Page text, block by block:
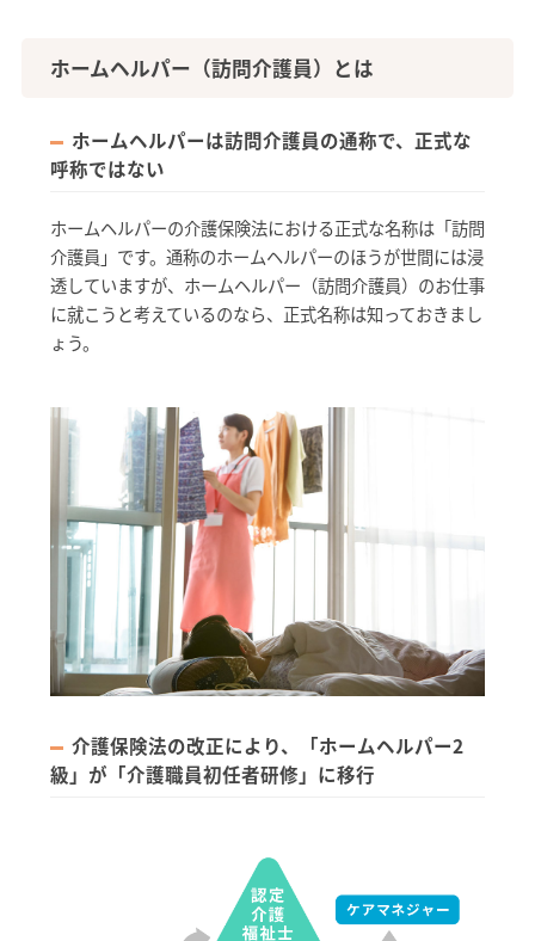
ホームヘルパー（訪問介護員）とは
ホームヘルパーは訪問介護員の通称で、正式な
呼称ではない
ホームヘルパーの介護保険法における正式な名称は「訪問
介護員」です。通称のホームヘルパーのほうが世間には浸
透していますが、ホームヘルパー（訪問介護員）のお仕事
に就こうと考えているのなら、正式名称は知っておきまし
ょう。
介護保険法の改正により、「ホームヘルパー2
級」が「介護職員初任者研修」に移行